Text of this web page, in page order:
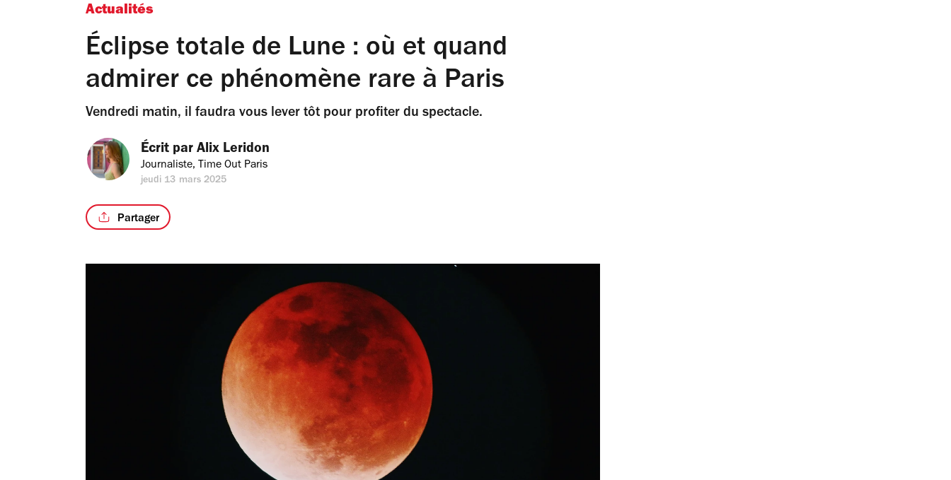
Actualités
Éclipse totale de Lune : où et quand
admirer ce phénomène rare à Paris
Vendredi matin, il faudra vous lever tôt pour profiter du spectacle.
Écrit par Alix Leridon
Journaliste, Time Out Paris
jeudi 13 mars 2025
Partager